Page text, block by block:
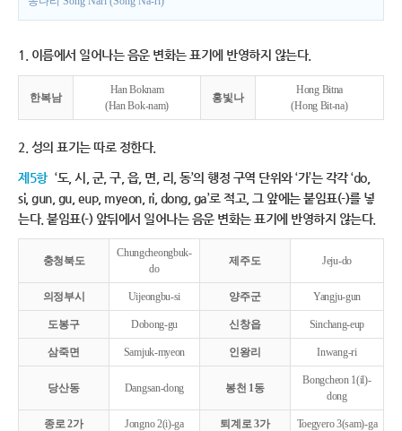
1. 이름에서 일어나는 음운 변화는 표기에 반영하지 않는다.
한복남
Han Boknam
(Han Bok-nam)
홍빛나
Hong Bitna
(Hong Bit-na)
2. 성의 표기는 따로 정한다.
제5항 ‘도, 시, 군, 구, 읍, 면, 리, 동’의 행정 구역 단위와 ‘가’는 각각 ‘do,
si, gun, gu, eup, myeon, ri, dong, ga’로 적고, 그 앞에는 붙임표(-)를 넣
는다. 붙임표(-) 앞뒤에서 일어나는 음운 변화는 표기에 반영하지 않는다.
충청북도
Chungcheongbuk-
do
제주도 Jeju-do
의정부시 Uijeongbu-si 양주군 Yangju-gun
도봉구 Dobong-gu 신창읍 Sinchang-eup
삼죽면 Samjuk-myeon 인왕리 Inwang-ri
당산동 Dangsan-dong 봉천 1동
Bongcheon 1(il)-
dong
종로 2가 Jongno 2(i)-ga 퇴계로 3가 Toegyero 3(sam)-ga